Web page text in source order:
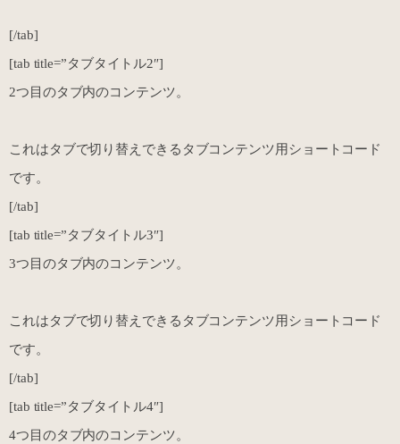
[/tab]
[tab title=”タブタイトル2″]
2つ目のタブ内のコンテンツ。
これはタブで切り替えできるタブコンテンツ用ショートコード
です。
[/tab]
[tab title=”タブタイトル3″]
3つ目のタブ内のコンテンツ。
これはタブで切り替えできるタブコンテンツ用ショートコード
です。
[/tab]
[tab title=”タブタイトル4″]
4つ目のタブ内のコンテンツ。